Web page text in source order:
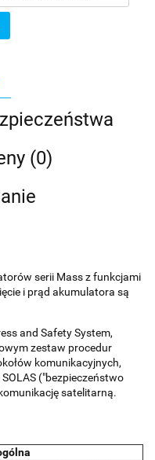
(0)
serii Mass z funkcjami
i prąd akumulatora są
and Safety System,
zestaw procedur
komunikacyjnych,
("bezpieczeństwo
satelitarną.